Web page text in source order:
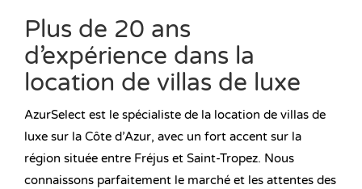
Plus de 20 ans
d’expérience dans la
location de villas de luxe
AzurSelect est le spécialiste de la location de villas de
luxe sur la Côte d’Azur, avec un fort accent sur la
région située entre Fréjus et Saint-Tropez. Nous
connaissons parfaitement le marché et les attentes des